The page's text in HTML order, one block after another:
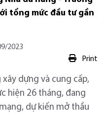
tổng mức đầu tư gần
2023
Print
dựng và cung cấp,
hiện 26 tháng, đang
dự kiến mở thầu